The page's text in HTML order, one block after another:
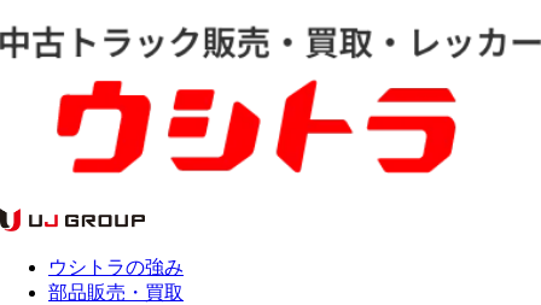
ウシトラの強み
部品販売・買取